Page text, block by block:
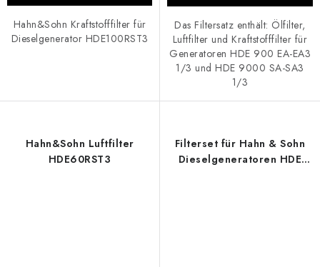
Hahn&Sohn Kraftstofffilter für
Dieselgenerator HDE100RST3
Das Filtersatz enthält: Ölfilter,
Luftfilter und Kraftstofffilter für
Generatoren HDE 900 EA-EA3
1/3 und HDE 9000 SA-SA3
1/3
Hahn&Sohn Luftfilter
HDE60RST3
Filterset für Hahn & Sohn
Dieselgeneratoren HDE